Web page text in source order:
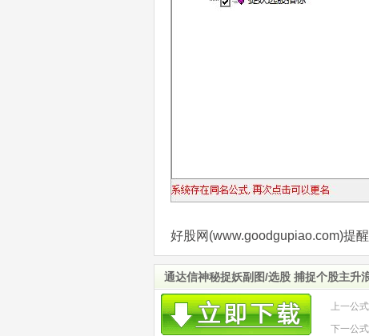
好股网(www.goodgupiao.com)提
通达信神秘捉妖副图/选股 捕捉个股主升
上一公式
二次启
下一公式